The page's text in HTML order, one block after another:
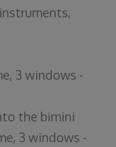
3 windows -
the bimini
3 windows -